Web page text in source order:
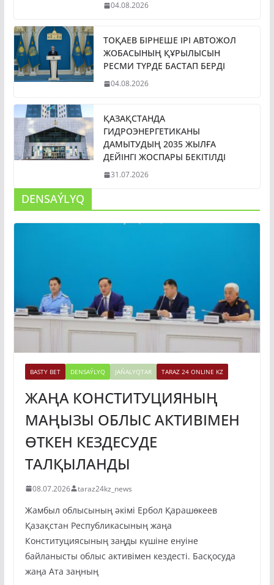
04.08.2026
ТОҚАЕВ БІРНЕШЕ ІРІ АВТОЖОЛ
ЖОБАСЫНЫҢ ҚҰРЫЛЫСЫН
РЕСМИ ТҮРДЕ БАСТАП БЕРДІ
04.08.2026
ҚАЗАҚСТАНДА
ГИДРОЭНЕРГЕТИКАНЫ
ДАМЫТУДЫҢ 2035 ЖЫЛҒА
ДЕЙІНГІ ЖОСПАРЫ БЕКІТІЛДІ
31.07.2026
DENSAÝLYQ
BASTY BET DENSAÝLYQ JAŃALYQTAR TARAZ 24 ONLINE KZ
ЖАҢА КОНСТИТУЦИЯНЫҢ
МАҢЫЗЫ ОБЛЫС АКТИВІМЕН
ӨТКЕН КЕЗДЕСУДЕ
ТАЛҚЫЛАНДЫ
08.07.2026 taraz24kz_news
Жамбыл облысының әкімі Ербол Қарашөкеев
Қазақстан Республикасының жаңа
Конституциясының заңды күшіне енуіне
байланысты облыс активімен кездесті. Басқосуда
жаңа Ата заңның